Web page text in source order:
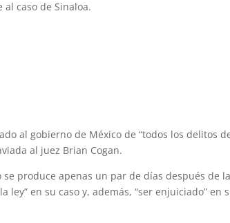
caso de Sinaloa.
al gobierno de México de “todos los delitos
al juez Brian Cogan.
produce apenas un par de días después de la
en su caso y, además, “ser enjuiciado” en